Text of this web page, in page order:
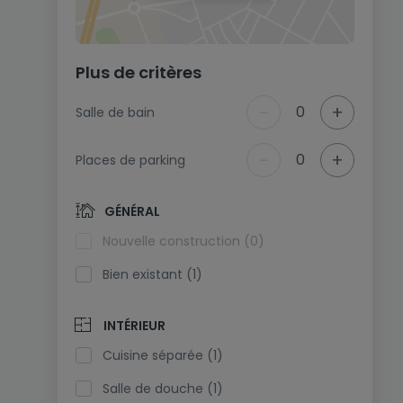
Plus de critères
Salle de bain 0 +
Places de parking 0 +
GÉNÉRAL
Nouvelle construction (0)
Bien existant (1)
INTÉRIEUR
Cuisine séparée (1)
Salle de douche (1)